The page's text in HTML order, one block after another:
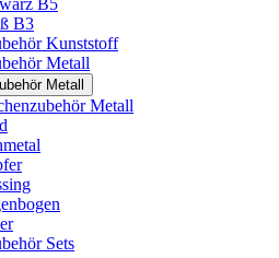
B5
B3
Kunststoff
Metall
Metall
Metall
Sets